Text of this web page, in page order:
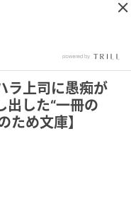
ラ上司に愚痴が
した“一冊の
ため文庫】